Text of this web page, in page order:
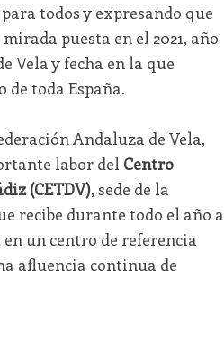
todos y expresando que
puesta en el 2021, año
Vela y fecha en la que
toda España.
Andaluza de Vela,
labor del Centro
(CETDV),sede de la
recibe durante todo el año a
un centro de referencia
afluencia continua de